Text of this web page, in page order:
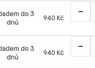
do 3
dnů
940 Kč -
do 3
dnů
940 Kč -